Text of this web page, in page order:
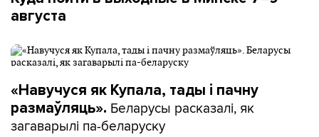
августа
«Навучуся як Купала, тады і пачну
размаўляць». Беларусы расказалі, як
загаварылі па-беларуску